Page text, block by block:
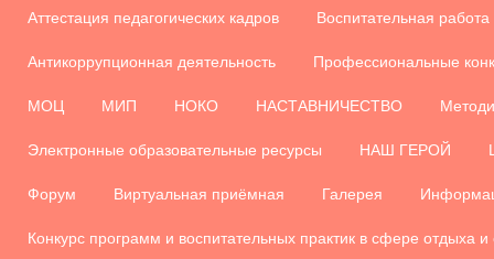
Аттестация педагогических кадров Воспитательная работа
Антикоррупционная деятельность Профессиональные
МОЦ МИП НОКО НАСТАВНИЧЕСТВО
Электронные образовательные ресурсы НАШ ГЕРОЙ
Форум Виртуальная приёмная Галерея
Конкурс программ и воспитательных практик в сфере отдыха